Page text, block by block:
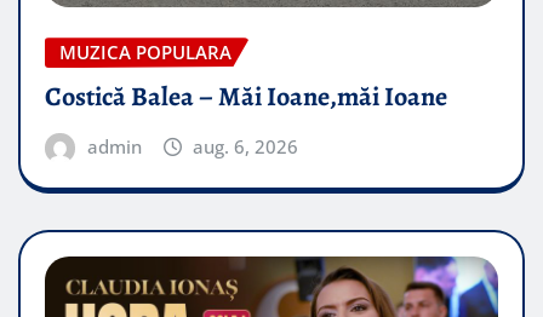
MUZICA POPULARA
Costică Balea – Măi Ioane,măi Ioane
admin aug. 6, 2026